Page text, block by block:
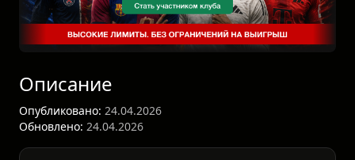
Описание
Опубликовано: 24.04.2026
Обновлено: 24.04.2026